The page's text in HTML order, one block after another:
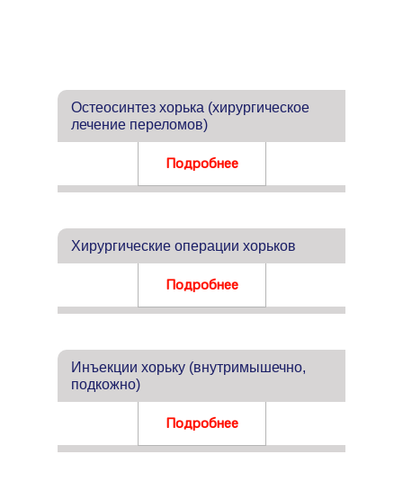
Остеосинтез хорька (хирургическое
лечение переломов)
Подробнее
Хирургические операции хорьков
Подробнее
Инъекции хорьку (внутримышечно,
подкожно)
Подробнее